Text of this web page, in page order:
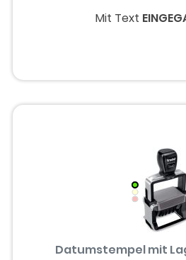
Mit Text
Datumstempel mit